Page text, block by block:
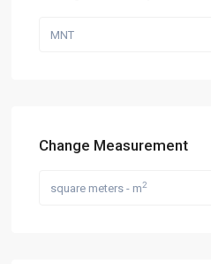
MNT
Change Measurement
square meters - m2